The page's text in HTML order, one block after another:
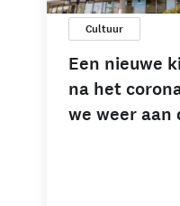
Cultuur
Een nieuwe
na het
we weer aan